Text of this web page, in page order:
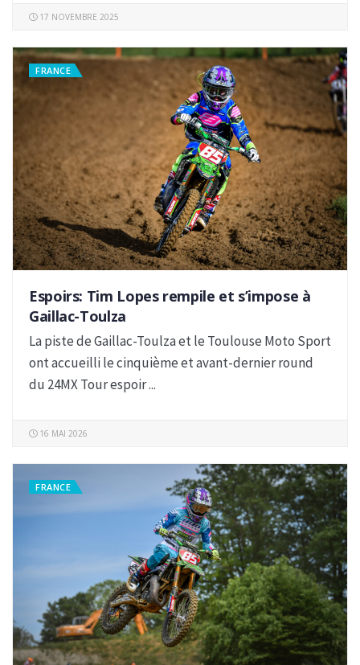
17 NOVEMBRE 2025
FRANCE
Espoirs: Tim Lopes rempile et s’impose à
Gaillac-Toulza
La piste de Gaillac-Toulza et le Toulouse Moto Sport
ont accueilli le cinquième et avant-dernier round
du 24MX Tour espoir ...
16 MAI 2026
FRANCE